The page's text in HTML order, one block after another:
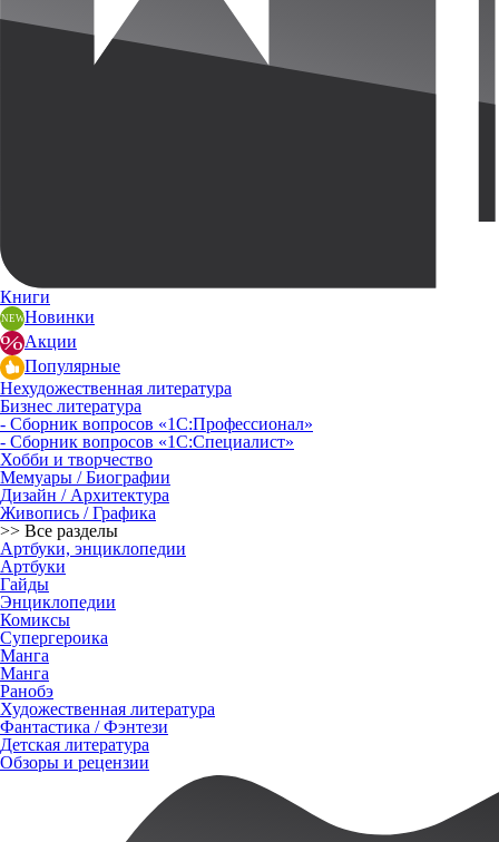
Книги
Новинки
Акции
Популярные
Нехудожественная литература
Бизнес литература
- Сборник вопросов «1С:Профессионал»
- Сборник вопросов «1С:Специалист»
Хобби и творчество
Мемуары / Биографии
Дизайн / Архитектура
Живопись / Графика
>> Все разделы
Артбуки, энциклопедии
Артбуки
Гайды
Энциклопедии
Комиксы
Супергероика
Манга
Манга
Ранобэ
Художественная литература
Фантастика / Фэнтези
Детская литература
Обзоры и рецензии